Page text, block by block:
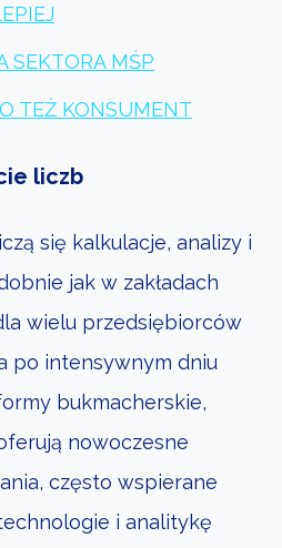
SEKTORA MŚP
TEŻ KONSUMENT
liczb
się kalkulacje, analizy i
jak w zakładach
wielu przedsiębiorców
po intensywnym dniu
bukmacherskie,
nowoczesne
często wspierane
i analitykę